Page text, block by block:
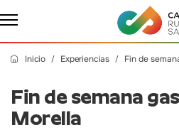
Inicio Experiencias Fin de
Fin de semana
Morella